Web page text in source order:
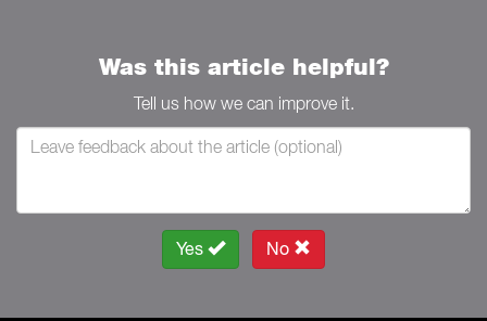
Was this article helpful?
Tell us how we can improve it.
Yes No